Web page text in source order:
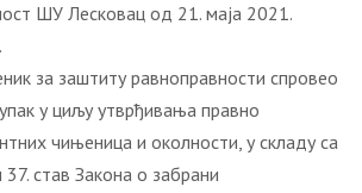
ШУ Лесковац од 21. маја 2021.
за заштиту равноправности спровео
у циљу утврђивања правно
чињеница и околности, у складу са
став Закона о забрани